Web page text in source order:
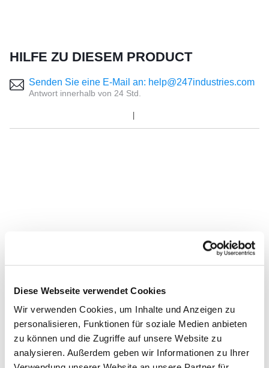
Diese Webseite verwendet Cookies
Wir verwenden Cookies, um Inhalte und Anzeigen zu
personalisieren, Funktionen für soziale Medien anbieten
zu können und die Zugriffe auf unsere Website zu
analysieren. Außerdem geben wir Informationen zu Ihrer
HILFE ZU DIESEM PRODUCT
Senden Sie eine E-Mail an: help@247industries.com
Antwort innerhalb von 24 Std.